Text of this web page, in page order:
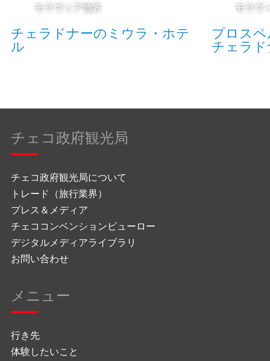
モラヴィア地方
チェラドナーのミウラ・ホテ
ル
モラヴ
プロス
チェラ
チェコ政府観光局
チェコ政府観光局について
トレード（旅行業界）
プレス＆メディア
チェココンベンションビューロー
デジタルメディアライブラリ
お問い合わせ
メニュー
行き先
体験したいこと